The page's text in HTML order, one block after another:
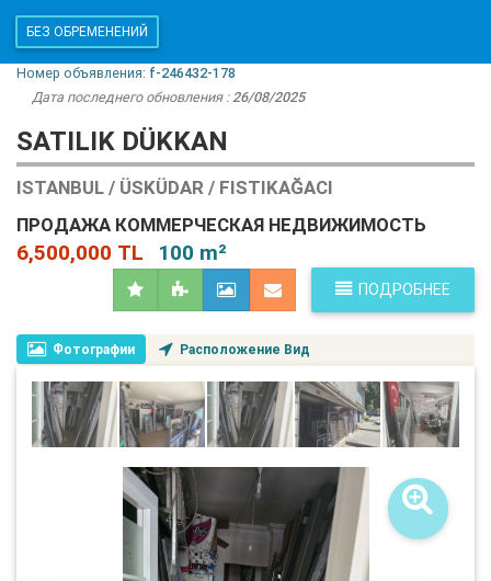
БЕЗ ОБРЕМЕНЕНИЙ
Номер объявления: f-246432-178
Дата последнего обновления :26/08/2025
SATILIK DÜKKAN
ISTANBUL / ÜSKÜDAR / FISTIKAĞACI
ПРОДАЖА КОММЕРЧЕСКАЯ НЕДВИЖИМОСТЬ
6,500,000 TL 100 m²
ПОДРОБНЕЕ
Фотографии Расположение Вид